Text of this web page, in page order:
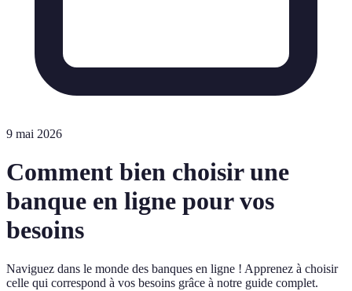
9 mai 2026
Comment bien choisir une
banque en ligne pour vos
besoins
Naviguez dans le monde des banques en ligne ! Apprenez à choisir
celle qui correspond à vos besoins grâce à notre guide complet.